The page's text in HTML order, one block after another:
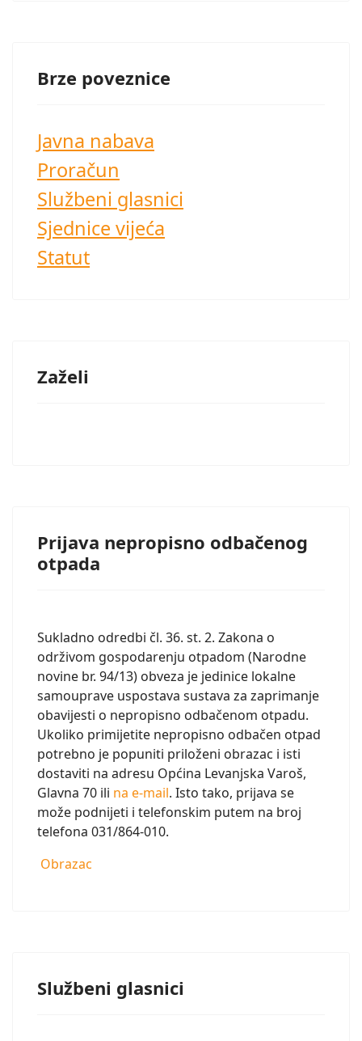
Brze poveznice
Javna nabava
Proračun
Službeni glasnici
Sjednice vijeća
Statut
Zaželi
Prijava nepropisno odbačenog
otpada
Sukladno odredbi čl. 36. st. 2. Zakona o
održivom gospodarenju otpadom (Narodne
novine br. 94/13) obveza je jedinice lokalne
samouprave uspostava sustava za zaprimanje
obavijesti o nepropisno odbačenom otpadu.
Ukoliko primijetite nepropisno odbačen otpad
potrebno je popuniti priloženi obrazac i isti
dostaviti na adresu Općina Levanjska Varoš,
Glavna 70 ili na e-mail. Isto tako, prijava se
može podnijeti i telefonskim putem na broj
telefona 031/864-010.
Obrazac
Službeni glasnici